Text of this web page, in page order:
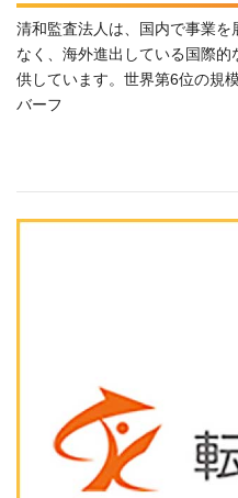
清和監査法人は、国内で事業
なく、海外進出している国際
供しています。世界第6位の規
バーフ